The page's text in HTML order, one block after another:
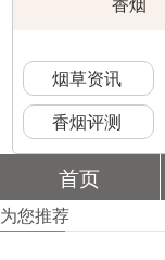
烟草资讯
香烟评测
首页
为您推荐